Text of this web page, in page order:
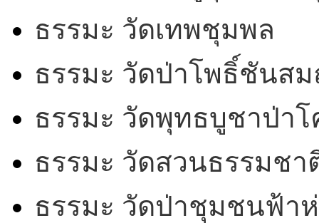
ธรรมะ วัดเทพชุมพล
ธรรมะ วัดป่าโพธิ์ชันส
ธรรมะ วัดพุทธบูชาป่า
ธรรมะ วัดสวนธรรมช
ธรรมะ วัดป่าชุมชนฟ้า